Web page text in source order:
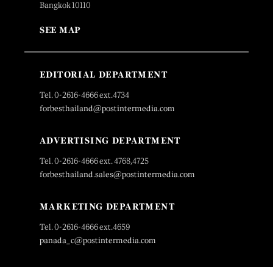
Bangkok 10110
SEE MAP
EDITORIAL DEPARTMENT
Tel. 0-2616-4666 ext.4734
forbesthailand@postintermedia.com
ADVERTISING DEPARTMENT
Tel. 0-2616-4666 ext. 4768,4725
forbesthailand.sales@postintermedia.com
MARKETING DEPARTMENT
Tel. 0-2616-4666 ext.4659
panada_c@postintermedia.com